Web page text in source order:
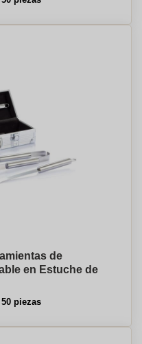
de
en Estuche de
piezas